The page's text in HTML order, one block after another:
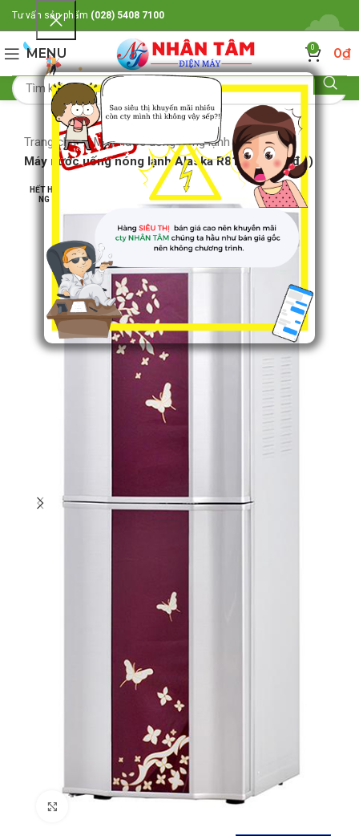
Tư vấn sản phẩm (028) 5408 7100
MENU 0 0₫
Trang chủ
Máy nước uống nóng lạnh
Máy nước uống nóng lạnh Alaska R81 (màu đỏ đô)
HẾT HÀ
NG